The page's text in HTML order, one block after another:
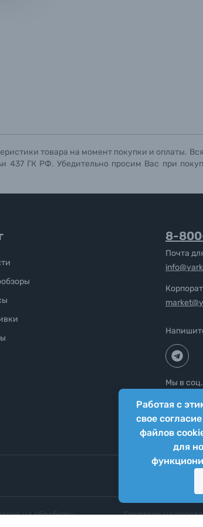
товара на момент покупки и оплаты.
437 ГК РФ. Убедительно просим Вас при
Работая с
свое
файлов
для
8-
Почта
Мы в
на обработку
Согласие на